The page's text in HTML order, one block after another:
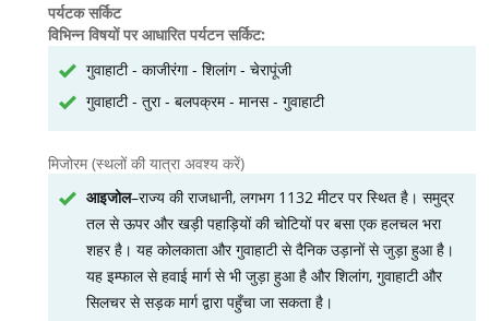
पर्यटक सर्किट
विभिन्न विषयों पर आधारित पर्यटन सर्किट:
गुवाहाटी - काजीरंगा - शिलांग - चेरापूंजी
गुवाहाटी - तुरा - बलपक्रम - मानस - गुवाहाटी
मिजोरम (स्थलों की यात्रा अवश्य करें)
आइजोल–राज्य की राजधानी, लगभग 1132 मीटर पर स्थित है। समुद्र
तल से ऊपर और खड़ी पहाड़ियों की चोटियों पर बसा एक हलचल भरा
शहर है। यह कोलकाता और गुवाहाटी से दैनिक उड़ानों से जुड़ा हुआ है।
यह इम्फाल से हवाई मार्ग से भी जुड़ा हुआ है और शिलांग, गुवाहाटी और
सिलचर से सड़क मार्ग द्वारा पहुँचा जा सकता है।